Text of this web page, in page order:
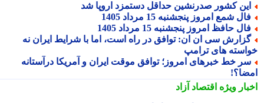
کشور صدرنشین حداقل دستمزد اروپا شد
شمع امروز پنجشنبه 15 مرداد 1405
حافظ امروز پنجشنبه 15 مرداد 1405
سی ان ان: توافق در راه است، اما با شرایط ایران نه
های ترامپ
خط خبرهای امروز؛ توافق موقت ایران و آمریکا درآستانه
ویژهاقتصاد آزاد